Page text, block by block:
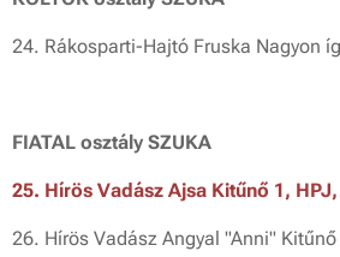
24. Rákosparti-Hajtó Fruska Nagyon
FIATAL osztály SZUKA
25. Hírös Vadász Ajsa Kitűnő 1,
26. Hírös Vadász Angyal "Anni" Kitűnő